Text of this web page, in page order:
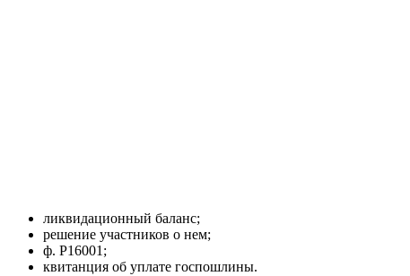
ликвидационный баланс;
решение участников о нем;
ф. Р16001;
квитанция об уплате госпошлины.